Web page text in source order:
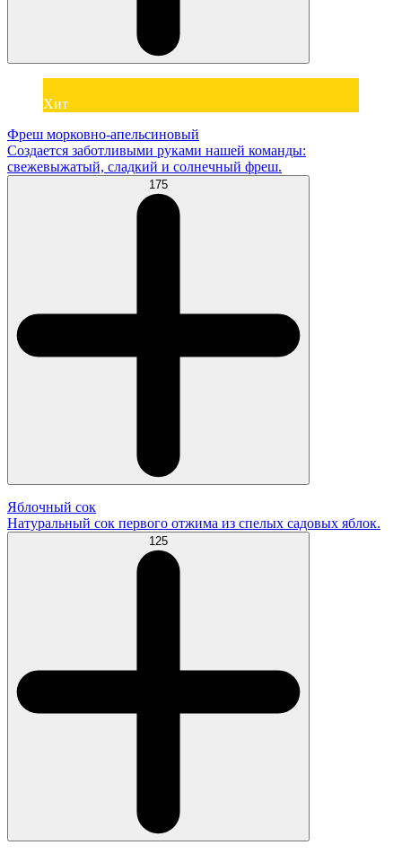
Хит
Фреш морковно-апельсиновый
Создается заботливыми руками нашей команды:
свежевыжатый, сладкий и солнечный фреш.
175
Яблочный сок
Натуральный сок первого отжима из спелых садовых яблок.
125